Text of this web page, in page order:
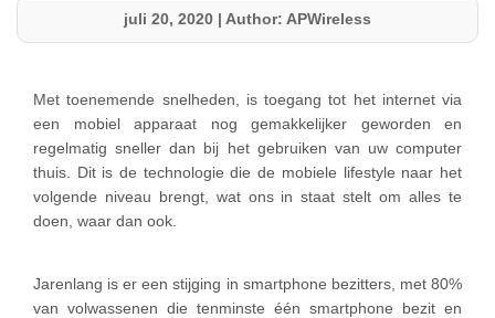
juli 20, 2020 | Author: APWireless
Met toenemende snelheden, is toegang tot het internet via
een mobiel apparaat nog gemakkelijker geworden en
regelmatig sneller dan bij het gebruiken van uw computer
thuis. Dit is de technologie die de mobiele lifestyle naar het
volgende niveau brengt, wat ons in staat stelt om alles te
doen, waar dan ook.
Jarenlang is er een stijging in smartphone bezitters, met 80%
van volwassenen die tenminste één smartphone bezit en